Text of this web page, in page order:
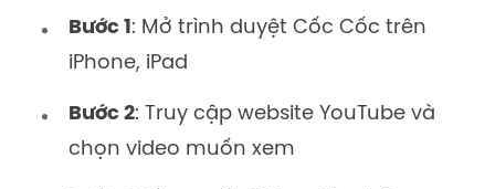
Bước 1: Mở trình duyệt Cốc Cốc trên
iPhone, iPad
Bước 2: Truy cập website YouTube và
chọn video muốn xem